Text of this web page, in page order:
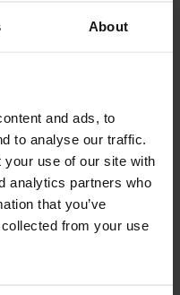
About
and ads, to
to analyse our traffic.
your use of our site with
analytics partners who
that you’ve
from your use
parkeerplaats aan de